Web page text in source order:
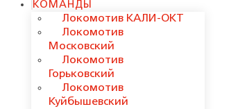
КОМАНДЫ
Локомотив КАЛИ-ОКТ
Локомотив
Московский
Локомотив
Горьковский
Локомотив
Куйбышевский